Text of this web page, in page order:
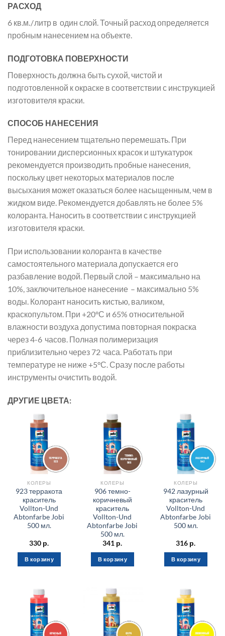
РАСХОД
6 кв.м. / литр в один слой. Точный расход определяется
пробным нанесением на объекте.
ПОДГОТОВКА ПОВЕРХНОСТИ
Поверхность должна быть сухой, чистой и
подготовленной к окраске в соответствии с инструкцией
изготовителя краски.
СПОСОБ НАНЕСЕНИЯ
Перед нанесением тщательно перемешать. При
тонировании дисперсионных красок и штукатурок
рекомендуется производить пробные нанесения,
поскольку цвет некоторых материалов после
высыхания может оказаться более насыщенным, чем в
жидком виде. Рекомендуется добавлять не более 5%
колоранта. Наносить в соответствии с инструкцией
изготовителя краски.
При использовании колоранта в качестве
самостоятельного материала допускается его
разбавление водой. Первый слой – макси­мально на
10%, заключительное нанесение – максимально 5%
воды. Колорант наносить кистью, валиком,
краскопультом. При +20°С и 65% относительной
влажности воздуха допустима повторная покраска
через 4-6 часов. Полная полимеризация
приблизительно через 72 часа. Работать при
температуре не ниже +5°С. Сразу после работы
инструменты очистить водой.
ДРУГИЕ ЦВЕТА:
КОЛЕРЫ
923 терракота
краситель
Vollton-Und
Abtonfarbe Jobi
500 мл.
330 р.
В корзину
КОЛЕРЫ
906 темно-
коричневый
краситель
Vollton-Und
Abtonfarbe Jobi
500 мл.
341 р.
В корзину
КОЛЕРЫ
942 лазурный
краситель
Vollton-Und
Abtonfarbe Jobi
500 мл.
316 р.
В корзину